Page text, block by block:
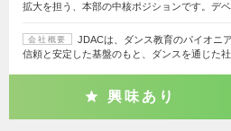
拡大を担う、本部の中核ポジションです。デ
会社概要
JDACは、ダンス教育のパイオニ
信頼と安定した基盤のもと、ダンスを通じた
興味あり